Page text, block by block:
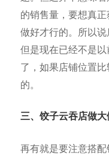
的销售量，要想真
做好才行的。所以说
但是现在已经不是
了，如果店铺位置
的。
三、饺子云吞店做
再有就是要注意搭